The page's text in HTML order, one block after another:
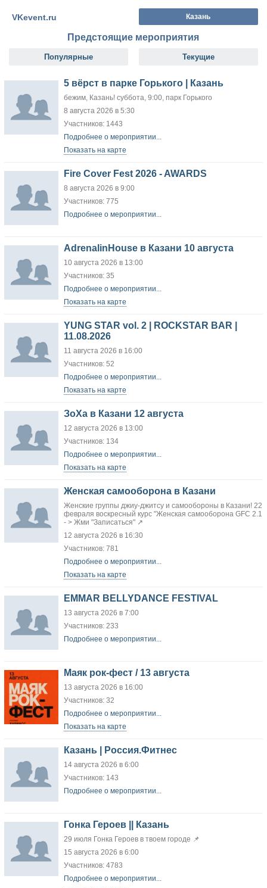
VKevent.ru Казань
Предстоящие мероприятия
Популярные Текущие
5 вёрст в парке Горького | Казань
бежим, Казань! суббота, 9:00, парк Горького
8 августа 2026 в 5:30
Участников: 1443
Подробнее о мероприятии...
Показать на карте
Fire Cover Fest 2026 - AWARDS
8 августа 2026 в 9:00
Участников: 775
Подробнее о мероприятии...
AdrenalinHouse в Казани 10 августа
10 августа 2026 в 13:00
Участников: 35
Подробнее о мероприятии...
Показать на карте
YUNG STAR vol. 2 | ROCKSTAR BAR |
11.08.2026
11 августа 2026 в 16:00
Участников: 52
Подробнее о мероприятии...
Показать на карте
ЗоХа в Казани 12 августа
12 августа 2026 в 13:00
Участников: 134
Подробнее о мероприятии...
Показать на карте
Женская самооборона в Казани
Женские группы джиу-джитсу и самообороны в Казани! 22
февраля воскресный курс "Женская самооборона GFC 2.1
- > Жми "Записаться" ↗
12 августа 2026 в 16:30
Участников: 781
Подробнее о мероприятии...
Показать на карте
EMMAR BELLYDANCE FESTIVAL
13 августа 2026 в 7:00
Участников: 233
Подробнее о мероприятии...
Маяк рок-фест / 13 августа
13 августа 2026 в 16:00
Участников: 32
Подробнее о мероприятии...
Показать на карте
Казань | Россия.Фитнес
14 августа 2026 в 6:00
Участников: 143
Подробнее о мероприятии...
Гонка Героев || Казань
29 июля Гонка Героев в твоем городе 📌
15 августа 2026 в 6:00
Участников: 4783
Подробнее о мероприятии...